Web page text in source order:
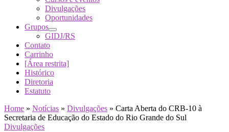
Divulgações
Oportunidades
Grupos
GIDJ/RS
Contato
Carrinho
[Área restrita]
Histórico
Diretoria
Estatuto
Home » Notícias » Divulgações » Carta Aberta do CRB-10 à
Secretaria de Educação do Estado do Rio Grande do Sul
Divulgações